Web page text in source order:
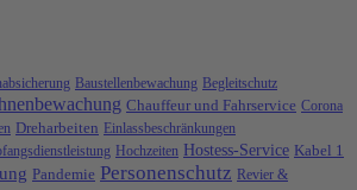
Baustellenbewachung Begleitschutz
Chauffeur und Fahrservice Corona
Dreharbeiten Einlassbeschränkungen
Hochzeiten Hostess-Service Kabel 1
Pandemie Personenschutz Revier &